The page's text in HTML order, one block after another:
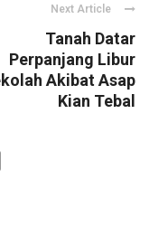
Next Article
Tanah Datar
Perpanjang Libur
Akibat Asap
Kian Tebal